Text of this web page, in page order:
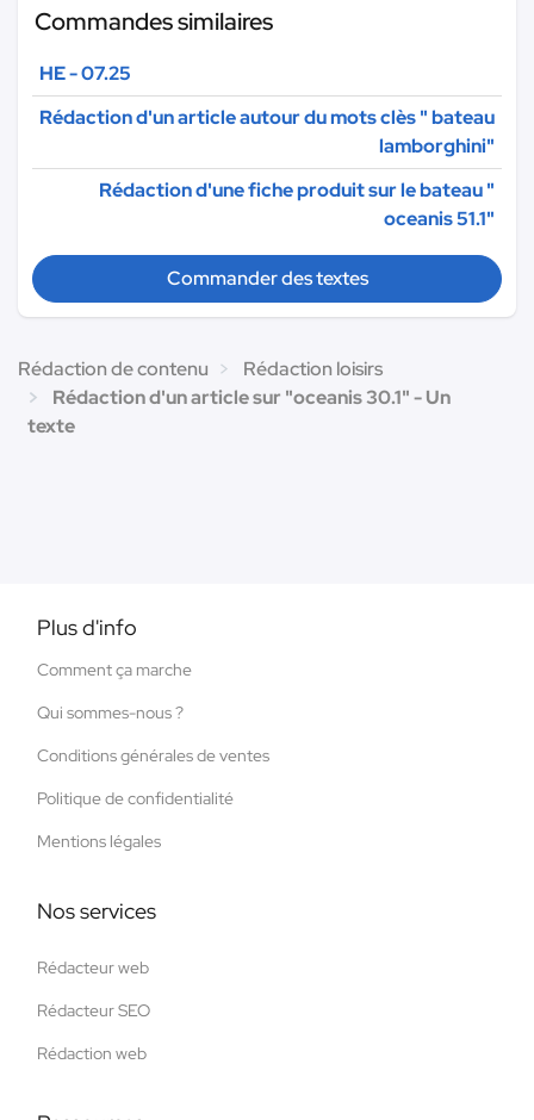
Commandes similaires
HE - 07.25
Rédaction d'un article autour du mots clès " bateau
lamborghini"
Rédaction d'une fiche produit sur le bateau "
oceanis 51.1"
Commander des textes
Rédaction de contenu
Rédaction loisirs
Rédaction d'un article sur "oceanis 30.1" - Un
texte
Plus d'info
Comment ça marche
Qui sommes-nous ?
Conditions générales de ventes
Politique de confidentialité
Mentions légales
Nos services
Rédacteur web
Rédacteur SEO
Rédaction web